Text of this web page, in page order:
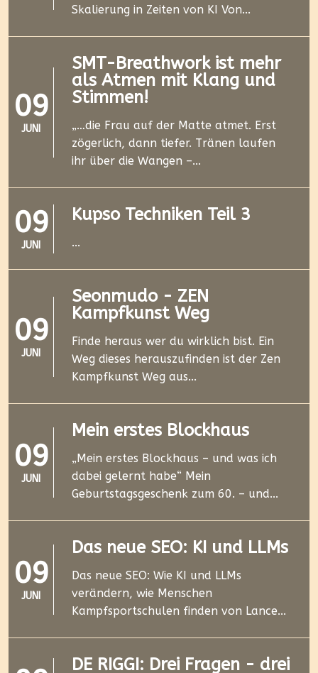
Skalierung in Zeiten von KI Von...
09
JUNI
SMT-Breathwork ist mehr
als Atmen mit Klang und
Stimmen!
„…die Frau auf der Matte atmet. Erst
zögerlich, dann tiefer. Tränen laufen
ihr über die Wangen –...
09
JUNI
Kupso Techniken Teil 3
...
09
JUNI
Seonmudo - ZEN
Kampfkunst Weg
Finde heraus wer du wirklich bist. Ein
Weg dieses herauszufinden ist der Zen
Kampfkunst Weg aus...
09
JUNI
Mein erstes Blockhaus
„Mein erstes Blockhaus – und was ich
dabei gelernt habe“ Mein
Geburtstagsgeschenk zum 60. – und...
09
JUNI
Das neue SEO: KI und LLMs
Das neue SEO: Wie KI und LLMs
verändern, wie Menschen
Kampfsportschulen finden von Lance...
DE RIGGI: Drei Fragen - drei